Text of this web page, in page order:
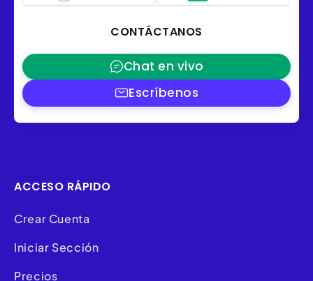
CONTÁCTANOS
Chat en vivo
Escríbenos
ACCESO RÁPIDO
Crear Cuenta
Iniciar Sección
Precios